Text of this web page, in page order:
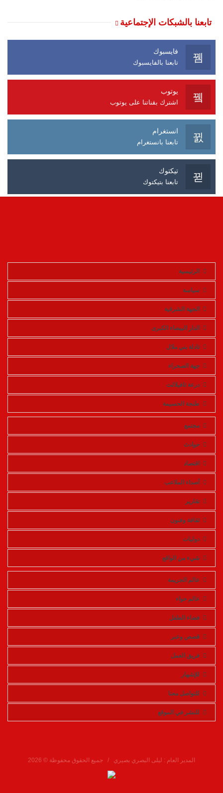
تابعنا بالشبكات الإجتماعية
فايسبوك
تابعنا بالفايسبوك
يوتوب
اشترك بقناتنا على يوتوب
انستغرام
تابعنا بانستغرام
تيكتوك
تابعنا بتيكتوك
الرئيسية
سياسة
الجهة الشرقية
الدار البيضاء الكبرى
تادلة بني ملال
جهة الصحراء
درعة تافيلالت
طنجة الحسيمة
مجتمع
حوادث
اقتصاد
أصداء الملاعب
تقارير
ثقافة وفنون
دوليات
شيء من الواقع
عالم الجريمة
عالم حواء
فضاء الطفل
قصص وعبر
فريق العمل
للإشهار
للتواصل معنا
للنشر في الموقع
المدير العام : ليلى البصري بصيري / جميع الحقوق محفوظة © 2026